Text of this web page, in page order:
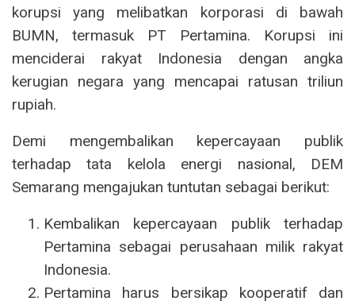
korupsi yang melibatkan korporasi di bawah
BUMN, termasuk PT Pertamina. Korupsi ini
menciderai rakyat Indonesia dengan angka
kerugian negara yang mencapai ratusan triliun
rupiah.
Demi mengembalikan kepercayaan publik
terhadap tata kelola energi nasional, DEM
Semarang mengajukan tuntutan sebagai berikut:
Kembalikan kepercayaan publik terhadap
Pertamina sebagai perusahaan milik rakyat
Indonesia.
Pertamina harus bersikap kooperatif dan